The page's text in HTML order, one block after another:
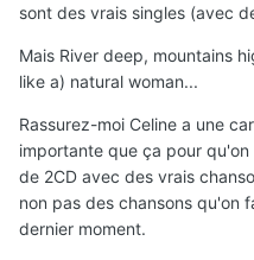
sont des vrais singles (avec
Mais River deep, mountains
like a) natural woman...
Rassurez-moi Celine a une
importante que ça pour
de 2CD avec des vrais
non pas des chansons qu'on
dernier moment.